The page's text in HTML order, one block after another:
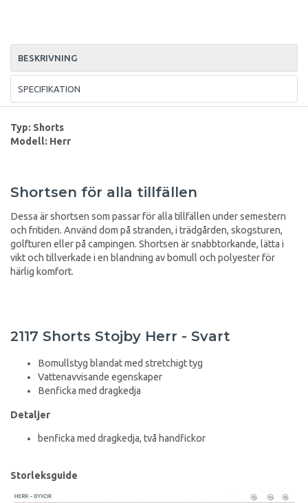
BESKRIVNING
SPECIFIKATION
Typ: Shorts
Modell: Herr
Shortsen för alla tillfällen
Dessa är shortsen som passar för alla tillfällen under semestern
och fritiden. Använd dom på stranden, i trädgården, skogsturen,
golfturen eller på campingen. Shortsen är snabbtorkande, lätta i
vikt och tillverkade i en blandning av bomull och polyester för
härlig komfort.
2117 Shorts Stojby Herr - Svart
Bomullstyg blandat med stretchigt tyg
Vattenavvisande egenskaper
Benficka med dragkedja
Detaljer
benficka med dragkedja, två handfickor
Storleksguide